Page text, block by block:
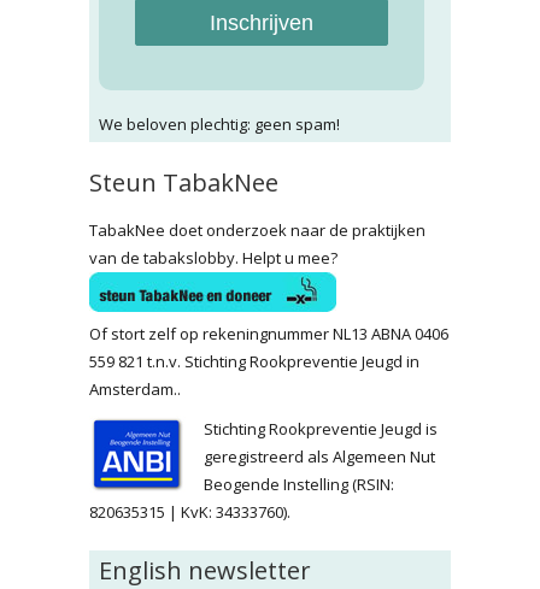
Inschrijven
We beloven plechtig: geen spam!
Steun TabakNee
TabakNee doet onderzoek naar de praktijken
van de tabakslobby. Helpt u mee?
Of stort zelf op rekeningnummer NL13 ABNA 0406
559 821 t.n.v. Stichting Rookpreventie Jeugd in
Amsterdam..
Stichting Rookpreventie Jeugd is
geregistreerd als Algemeen Nut
Beogende Instelling (RSIN:
820635315 | KvK: 34333760).
English newsletter